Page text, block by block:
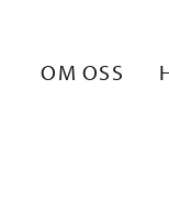
OM OSS